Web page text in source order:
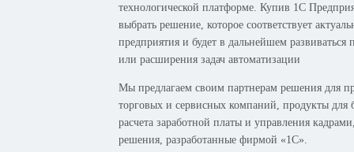
технологической платформе. Купив 1С
выбрать решение, которое соответствует
предприятия и будет в дальнейшем развиваться
или расширения задач автоматизации
Мы предлагаем своим партнерам решения для
торговых и сервисных компаний, продукты для
расчета заработной платы и управления
решения, разработанные фирмой «1С».